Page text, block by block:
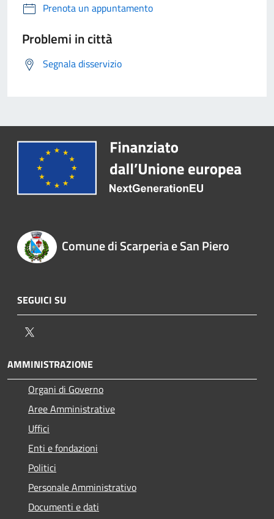
Prenota un appuntamento
Problemi in città
Segnala disservizio
Comune di Scarperia e San Piero
SEGUICI SU
AMMINISTRAZIONE
Organi di Governo
Aree Amministrative
Uffici
Enti e fondazioni
Politici
Personale Amministrativo
Documenti e dati